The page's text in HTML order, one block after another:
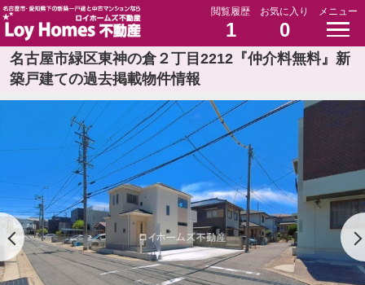
閲覧履歴
1
お気に入り
0
メニュー
名古屋市緑区東神の倉２丁目2212『仲介料無料』新
築戸建ての過去掲載物件情報